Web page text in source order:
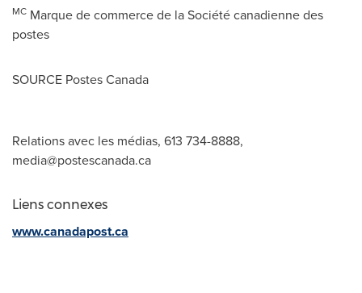
MC Marque de commerce de la Société canadienne des
postes
SOURCE Postes Canada
Relations avec les médias, 613 734-8888,
media@postescanada.ca
Liens connexes
www.canadapost.ca